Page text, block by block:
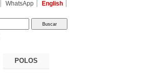
WhatsApp English
POLOS